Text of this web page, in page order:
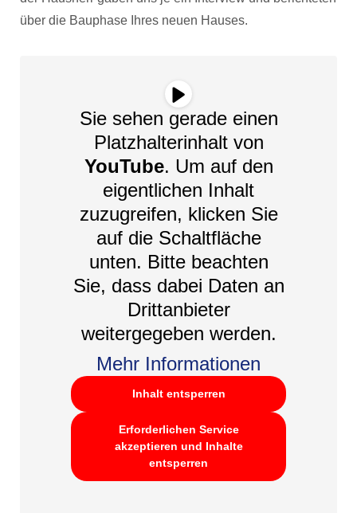
über die Bauphase Ihres neuen Hauses.
Sie sehen gerade einen
Platzhalterinhalt von
YouTube. Um auf den
eigentlichen Inhalt
zuzugreifen, klicken Sie
auf die Schaltfläche
unten. Bitte beachten
Sie, dass dabei Daten an
Drittanbieter
weitergegeben werden.
Mehr Informationen
Inhalt entsperren
Erforderlichen Service
akzeptieren und Inhalte
entsperren